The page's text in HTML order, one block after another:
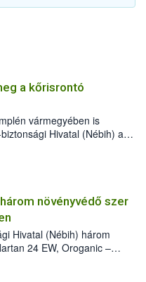
a kőrisrontó
vármegyében is
Hivatal (Nébih) a
jelenlétét. A
meg, de már fertőzött
a szlovák
megállítása érdekében.
növényvédő szer
Hivatal (Nébih) három
24 EW, Oroganic –
a szüretet követően,
stádiumáig